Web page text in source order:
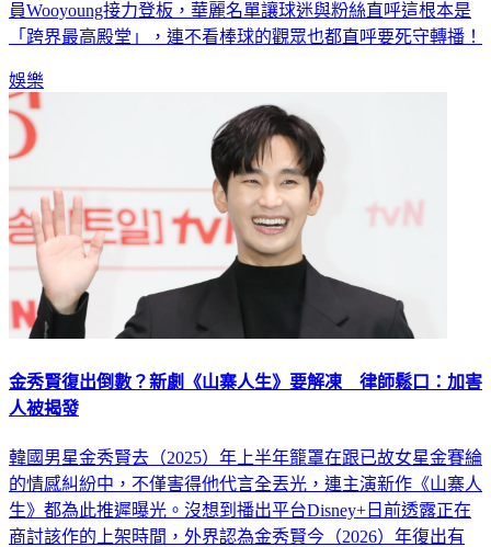
員Wooyoung接力登板，華麗名單讓球迷與粉絲直呼這根本是
「跨界最高殿堂」，連不看棒球的觀眾也都直呼要死守轉播！
娛樂
金秀賢復出倒數？新劇《山寨人生》要解凍 律師鬆口：加害
人被揭發
韓國男星金秀賢去（2025）年上半年籠罩在跟已故女星金賽綸
的情感糾紛中，不僅害得他代言全丟光，連主演新作《山寨人
生》都為此推遲曝光。沒想到播出平台Disney+日前透露正在
商討該作的上架時間，外界認為金秀賢今（2026）年復出有